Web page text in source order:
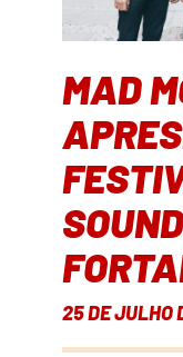
MAD
25 DE JULHO